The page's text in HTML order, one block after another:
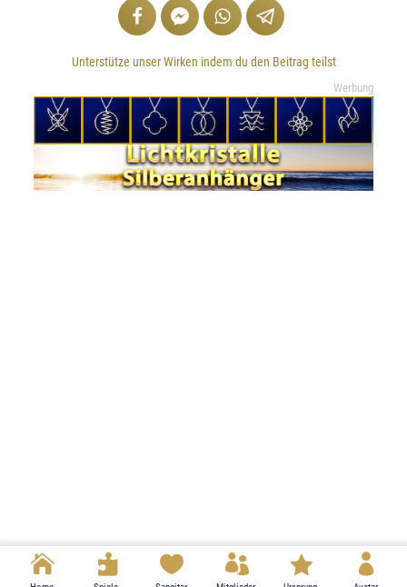
Unterstütze unser Wirken indem du den Beitrag teilst
Werbung